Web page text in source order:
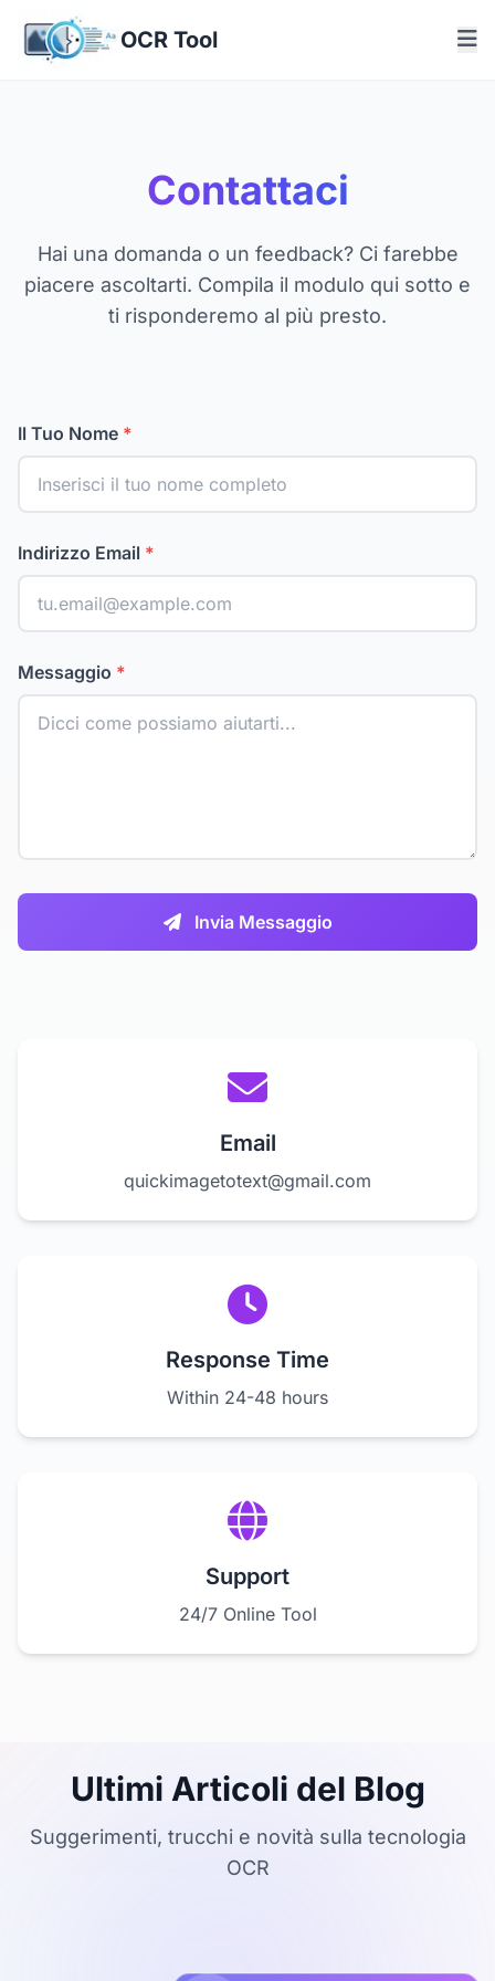
OCR Tool
Contattaci
Hai una domanda o un feedback? Ci farebbe
piacere ascoltarti. Compila il modulo qui sotto e
ti risponderemo al più presto.
Il Tuo Nome *
Indirizzo Email *
Messaggio *
Invia Messaggio
Email
quickimagetotext@gmail.com
Response Time
Within 24-48 hours
Support
24/7 Online Tool
Ultimi Articoli del Blog
Suggerimenti, trucchi e novità sulla tecnologia
OCR